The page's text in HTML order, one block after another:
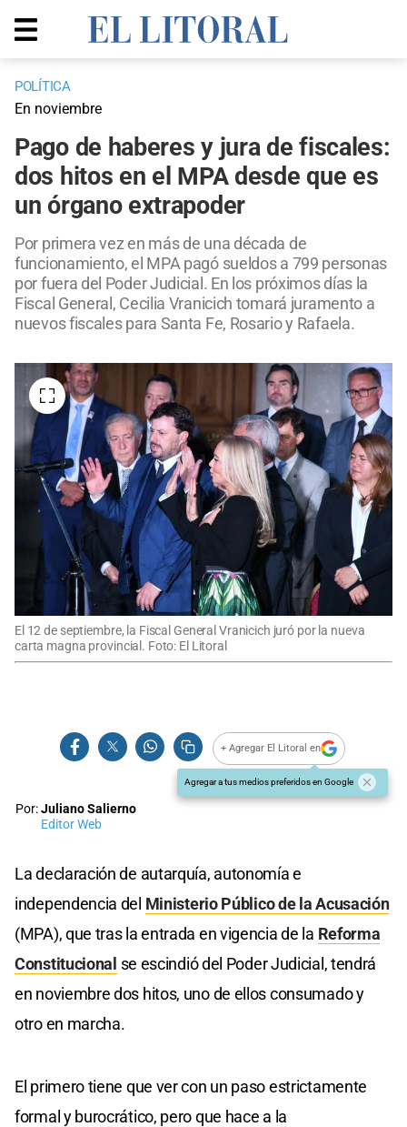
POLÍTICA
En noviembre
Pago de haberes y jura de fiscales:
dos hitos en el MPA desde que es
un órgano extrapoder
Por primera vez en más de una década de
funcionamiento, el MPA pagó sueldos a 799 personas
por fuera del Poder Judicial. En los próximos días la
Fiscal General, Cecilia Vranicich tomará juramento a
nuevos fiscales para Santa Fe, Rosario y Rafaela.
El 12 de septiembre, la Fiscal General Vranicich juró por la nueva
carta magna provincial. Foto: El Litoral
+ Agregar El Litoral en
Agregar a tus medios preferidos en Google
Por:Juliano Salierno
Editor Web
La declaración de autarquía, autonomía e
independencia del Ministerio Público de la Acusación
(MPA), que tras la entrada en vigencia de la Reforma
Constitucional se escindió del Poder Judicial, tendrá
en noviembre dos hitos, uno de ellos consumado y
otro en marcha.
El primero tiene que ver con un paso estrictamente
formal y burocrático, pero que hace a la